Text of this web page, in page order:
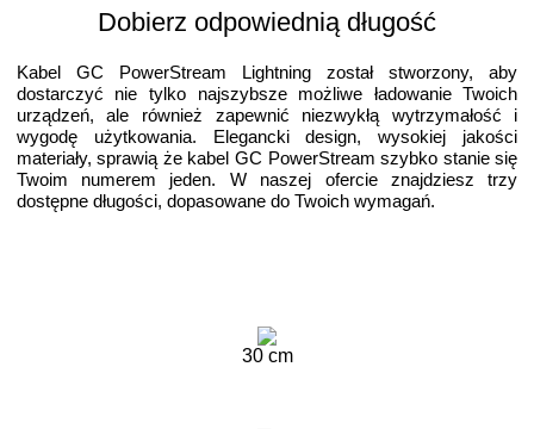
Dobierz odpowiednią długość
Kabel GC PowerStream Lightning został stworzony, aby
dostarczyć nie tylko najszybsze możliwe ładowanie Twoich
urządzeń, ale również zapewnić niezwykłą wytrzymałość i
wygodę użytkowania. Elegancki design, wysokiej jakości
materiały, sprawią że kabel GC PowerStream szybko stanie się
Twoim numerem jeden. W naszej ofercie znajdziesz trzy
dostępne długości, dopasowane do Twoich wymagań.
30 cm